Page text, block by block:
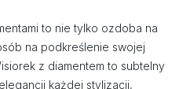
to nie tylko ozdoba na
na podkreślenie swojej
z diamentem to subtelny
każdej stylizacji,